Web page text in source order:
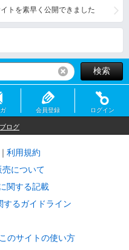
トを素早く公開できました
リセット検索
会員登録 ログイン
ログ
利用規約
について
関する記載
するガイドライン
このサイトの使い方